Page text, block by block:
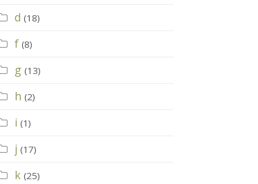
d (18)
f (8)
g (13)
h (2)
i (1)
j (17)
k (25)